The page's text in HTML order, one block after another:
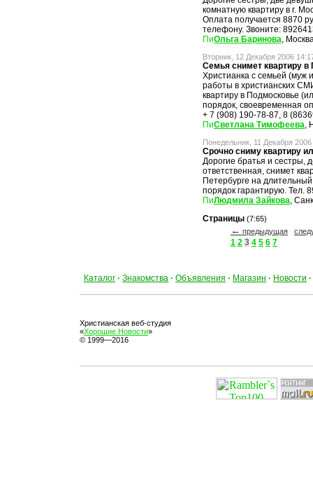
комнатную квартиру в г.
Оплата получается 8870
телефону. Звоните:
Ольга Баринова,
Вторник, 12 Декабря 2006
Семья снимет квартиру в
Христианка с семьей (муж
работы в христианских
квартиру в Подмосковье
порядок, своевременная
+ 7 (908) 190-78-87, 8
Светлана Тимофеева,
Понедельник, 11 Декабря
Срочно сниму квартиру
Дорогие братья и сестры,
ответственная, снимет
Петербурге на
порядок гарантирую. Тел.
Людмила Зайкова,
Страницы (7:65)
← предыдущая
1 2 3 4 5 6 7
Каталог · Знакомства · Объявления · Магазин · Новости ·
Христианская веб-студия
«Хорошие Новости»
© 1999—2016